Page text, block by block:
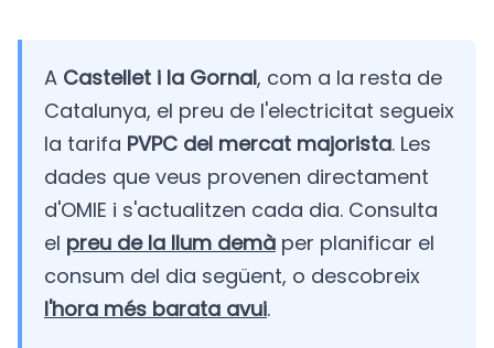
A Castellet i la Gornal, com a la resta de
Catalunya, el preu de l'electricitat segueix
la tarifa PVPC del mercat majorista. Les
dades que veus provenen directament
d'OMIE i s'actualitzen cada dia. Consulta
el preu de la llum demà per planificar el
consum del dia següent, o descobreix
l'hora més barata avui.